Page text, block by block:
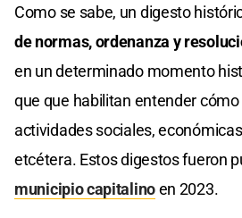
Como se sabe, un digesto
de normas, ordenanza y
en un determinado momento
que que habilitan entender
actividades sociales,
etcétera. Estos digestos fueron
municipio capitalinoen 2023.